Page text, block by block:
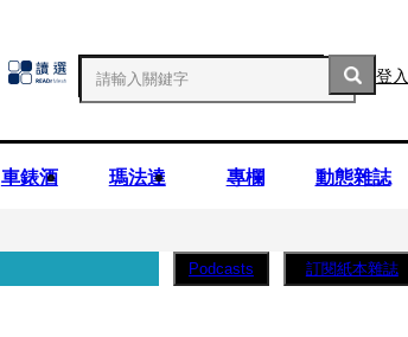
登入
車錶酒 瑪法達 專欄 動態雜誌
Podcasts 訂閱紙本雜誌